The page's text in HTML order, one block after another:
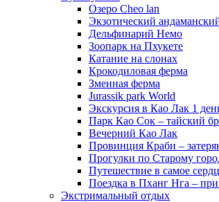
Озеро Cheo lan
Экзотический
Дельфинарий Немо
Зоопарк на Пхукете
Катание на слонах
Крокодиловая ферма
Змеиная ферма
Jurassik park World
Экскурсия в Као Лак 1
Парк Као Сок – тайский
Вечерний Као Лак
Провинция Краби –
Прогулки по Старому
Путешествие в самое
Поездка в Пханг Нга –
Экстримальный отдых